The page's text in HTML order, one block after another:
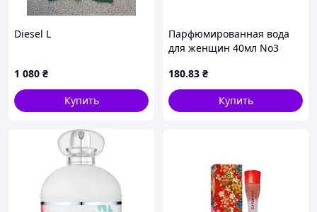
Diesel L
1 080 ₴
Купить
Парфюмированная вода
для женщин 40мл No3
ТМ COCOLADY
180.83 ₴
Купить